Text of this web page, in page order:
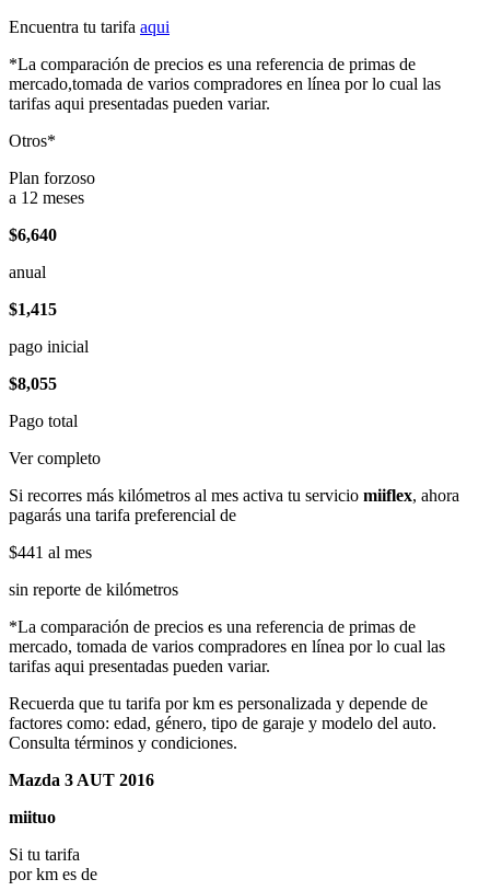
Encuentra tu tarifa aqui
*La comparación de precios es una referencia de primas de
mercado,tomada de varios compradores en línea por lo cual las
tarifas aqui presentadas pueden variar.
Otros*
Plan forzoso
a 12 meses
$6,640
anual
$1,415
pago inicial
$8,055
Pago total
Ver completo
Si recorres más kilómetros al mes activa tu servicio miiflex, ahora
pagarás una tarifa preferencial de
$441 al mes
sin reporte de kilómetros
*La comparación de precios es una referencia de primas de
mercado, tomada de varios compradores en línea por lo cual las
tarifas aqui presentadas pueden variar.
Recuerda que tu tarifa por km es personalizada y depende de
factores como: edad, género, tipo de garaje y modelo del auto.
Consulta términos y condiciones.
Mazda 3 AUT 2016
miituo
Si tu tarifa
por km es de